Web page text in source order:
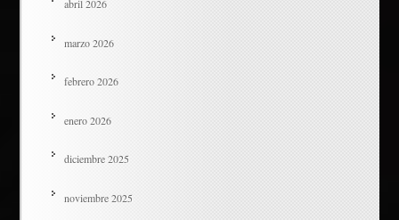
abril 2026
marzo 2026
febrero 2026
enero 2026
diciembre 2025
noviembre 2025